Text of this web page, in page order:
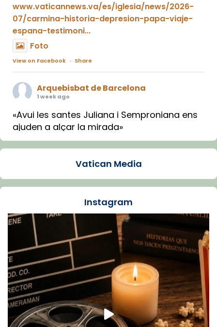
www.vaticannews.va/es/iglesia/news/2026-
07/carmina-historia-depresion-papa-viaje-
espana-testimoni...
Foto
View on Facebook · Share
Arquebisbat de Barcelona
1 week ago
«Avui les santes Juliana i Semproniana ens
ajuden a alçar la mirada»
Mons. Sergi Gordo, bisbe de Tortosa, ha
Santes de Mataró.
🔗tinyurl.com/cvu5jmbk
Foto
View on Facebook Share
Arquebisbat de Barcelonais at Catedral
de Barcelona.
1 week ago
Aquest dilluns, 27 de juliol, ha tingut lloc la
missa d’acció de gràcies en agraïment al
comitè organitzador de la visita apostòlica
Vatican Media
Instagram